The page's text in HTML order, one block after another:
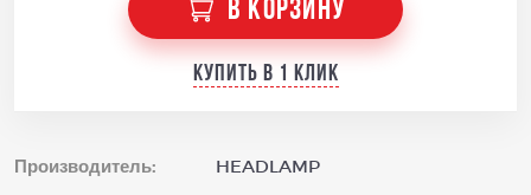
В КОРЗИНУ
Купить в 1 клик
Производитель: HEADLAMP